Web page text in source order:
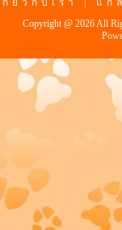
Copyright @ 2026 All